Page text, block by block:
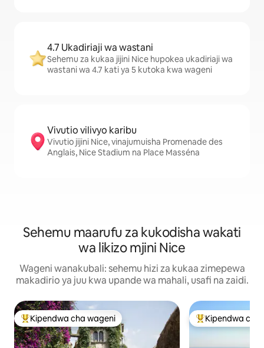
4.7 Ukadiriaji wa wastani
Sehemu za kukaa jijini Nice hupokea ukadiriaji wa
wastani wa 4.7 kati ya 5 kutoka kwa wageni
Vivutio vilivyo karibu
Vivutio jijini Nice, vinajumuisha Promenade des
Anglais, Nice Stadium na Place Masséna
Sehemu maarufu za kukodisha wakati
wa likizo mjini Nice
Wageni wanakubali: sehemu hizi za kukaa zimepewa
makadirio ya juu kwa upande wa mahali, usafi na zaidi.
Kipendwa maarufu cha wageni
Kipendwa cha wageni Kipendwa
Kipendwa cha